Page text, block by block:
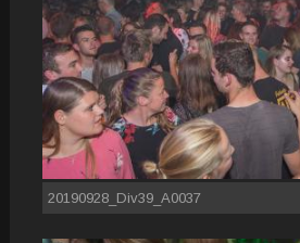
20190928_Div39_A0037